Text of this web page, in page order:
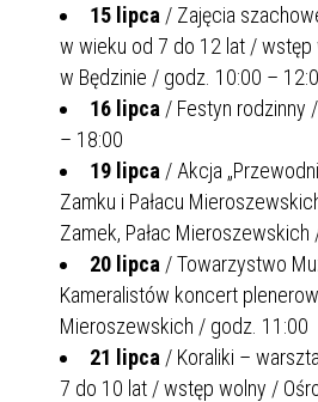
15 lipca / Zajęcia
w wieku od 7 do 12 lat / wstęp
w Będzinie / godz. 10:00 –
16 lipca / Festyn rodzinny
– 18:00
19 lipca / Akcja
Zamku i Pałacu
Zamek, Pałac
20 lipca / Towarzystwo
Kameralistów koncert
Mieroszewskich / godz. 11:00
21 lipca / Koraliki –
7 do 10 lat / wstęp wolny /